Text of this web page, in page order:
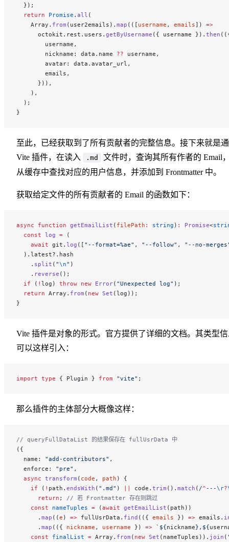
  });
  return
Promise . all (
    Array.
from (user2emails). map (([ username , emails]) =>
      octokit.rest.users.
getByUsername ({ username }). then
        username,
        nickname: data.name
?? username,
        avatar: data.avatar_url,
        emails,
      })),
    ),
  );
}
至此，已经获取到了所有贡献者的完整信息。接下来就是
Vite 插件，在读入
.md
文件时，查询其所有作者的 Email
从缓存中查找对应的用户信息，并添加到 Frontmatter 中。
获取给定文件的所有贡献者的 Email 的函数如下：
async function getEmailList ( filePath : string ) : Promise<
  const
log = (
    await
git. log ([ "--format=%ae" , "--follow" , "--no-
  ).latest?.hash
    .
split ( "\n" )
    .
reverse ();
  if
( ! log) throw new Error( "Unexpected log" );
  return
Array. from ( new Set (log));
}
Vite 插件是对象的形式。官方提供了详细的文档。其类型
可以这样引入：
import type { Plugin } from "vite" ;
那么插件的主体部分大概像这样：
// queryFullDataList 的结果保存在 fullUsrData 中
({
  name:
"add-contributors" ,
  enforce:
"pre" ,
  async
transform ( code , path ) {
    if
( ! path. endsWith ( ".md" ) || code. trim (). match ( /^---\r?
      return
; // 若 Frontmatter 存在则跳过
    const
nameTuples = (await getEmailList (path))
      .
map ((e ) => fullUsrData. find (({ emails }) => emails.
      .
map (({ nickname , username }) => `${nickname},${
    const
finalList = Array. from ( new Set (nameTuples)). join (